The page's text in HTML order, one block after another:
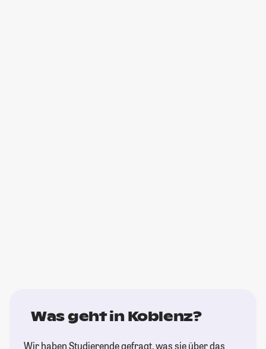
Was geht in Koblenz?
Wir haben Studierende gefragt, was sie über das